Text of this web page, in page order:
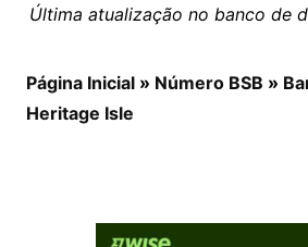
Última atualização no banco de
Página Inicial » Número BSB »
Heritage Isle